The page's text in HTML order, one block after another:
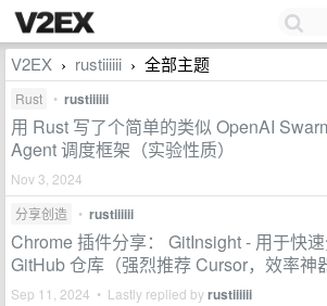
V2EX › rustiiiiii › 全部主题
Rust • rustiiiiii
用 Rust 写了个简单的类似 OpenAI
Agent 调度框架（实验性质）
Nov 3, 2024
分享创造
• rustiiiiii
Chrome 插件分享： GitInsight - 用于快
GitHub 仓库（强烈推荐 Cursor，效率神
Sep 11, 2024 • Lastly replied byrustiiiiii